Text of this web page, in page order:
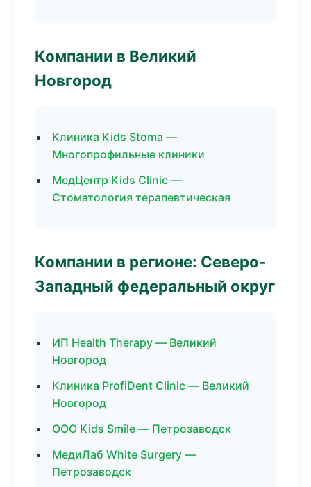
Компании в Великий
Новгород
Клиника Kids Stoma —
Многопрофильные клиники
МедЦентр Kids Clinic —
Стоматология терапевтическая
Компании в регионе: Северо-
Западный федеральный округ
ИП Health Therapy — Великий
Новгород
Клиника ProfiDent Clinic — Великий
Новгород
ООО Kids Smile — Петрозаводск
МедиЛаб White Surgery —
Петрозаводск